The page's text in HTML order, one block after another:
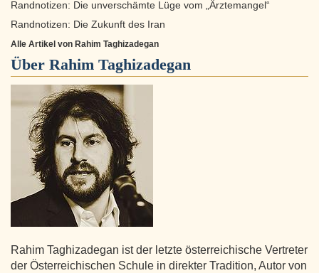
Randnotizen: Die unverschämte Lüge vom „Ärztemangel“
Randnotizen: Die Zukunft des Iran
Alle Artikel von Rahim Taghizadegan
Über Rahim Taghizadegan
Rahim Taghizadegan ist der letzte österreichische Vertreter
der Österreichischen Schule in direkter Tradition, Autor von